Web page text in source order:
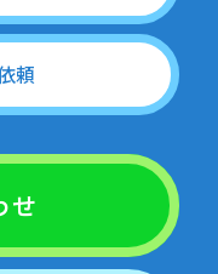
頼
せ